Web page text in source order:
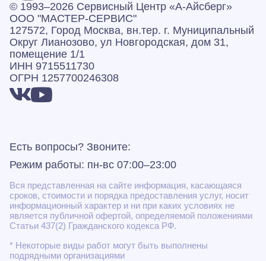
© 1993–2026 Сервисный Центр «А‑Айсберг»
ООО "МАСТЕР-СЕРВИС"
127572, Город Москва, вн.тер. г. Муниципальный
Округ Лианозово, ул Новгородская, дом 31,
помещение 1/1
ИНН 9715511730
ОГРН 1257700246308
Есть вопросы? Звоните:
Режим работы: пн-вс 07:00–23:00
Вся представленная на сайте информация, касающаяся
сроков, стоимости и порядка предоставления услуг, носит
информационный характер и ни при каких условиях не
является публичной офертой, определяемой положениями
Статьи 437(2) Гражданского кодекса РФ.
* Некоторые виды работ могут быть выполнены
подрядными организациями